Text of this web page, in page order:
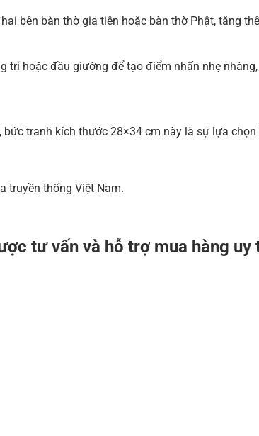
bên bàn thờ gia tiên hoặc bàn thờ Phật, tăng
trí hoặc đầu giường để tạo điểm nhấn nhẹ
tranh kích thước 28×34 cm này là sự lựa
truyền thống Việt Nam.
tư vấn và hỗ trợ mua hàng uy